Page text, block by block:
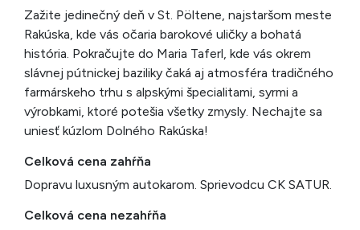
Zažite jedinečný deň v St. Pöltene, najstaršom meste
Rakúska, kde vás očaria barokové uličky a bohatá
história. Pokračujte do Maria Taferl, kde vás okrem
slávnej pútnickej baziliky čaká aj atmosféra tradičného
farmárskeho trhu s alpskými špecialitami, syrmi a
výrobkami, ktoré potešia všetky zmysly. Nechajte sa
uniesť kúzlom Dolného Rakúska!
Celková cena zahŕňa
Dopravu luxusným autokarom. Sprievodcu CK SATUR.
Celková cena nezahŕňa